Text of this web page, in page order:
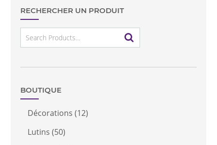
RECHERCHER UN PRODUIT
Search
for:
BOUTIQUE
Décorations (12)
Lutins (50)